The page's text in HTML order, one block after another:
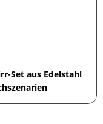
Set aus Edelstahl